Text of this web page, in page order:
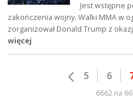
Jest wstępne
zakończenia wojny. Walki MMA w
zorganizował Donald Trump z
więcej
5 6
6662 na